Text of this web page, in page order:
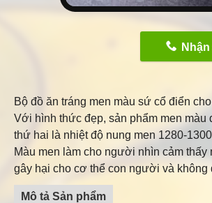
Bộ đồ ăn tráng men màu sứ cổ điển
Với hình thức đẹp, sản phẩm men
thứ hai là nhiệt độ nung men 1280-
Màu men làm cho người nhìn cảm
gây hại cho cơ thể con người và không
Mô tả Sản phẩm